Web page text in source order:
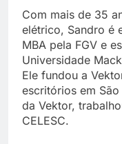
Com mais de 35
elétrico, Sandro é
MBA pela FGV e
Universidade
Ele fundou a
escritórios em
da Vektor,
CELESC.